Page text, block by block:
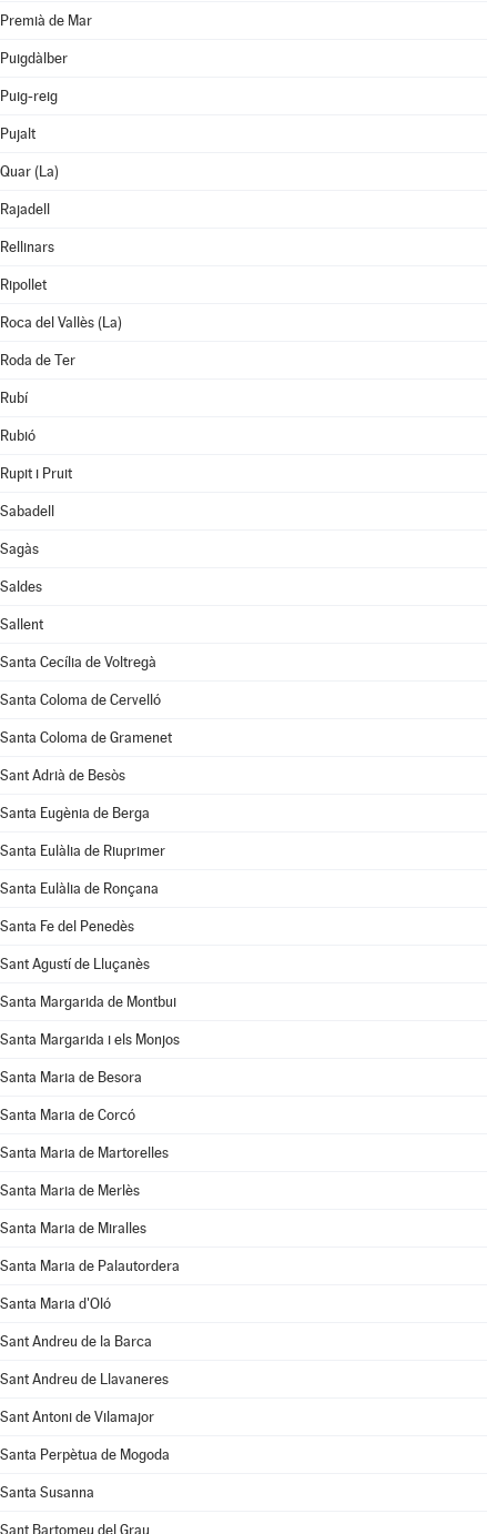
Premià de Mar
Puigdàlber
Puig-reig
Pujalt
Quar (La)
Rajadell
Rellinars
Ripollet
Roca del Vallès (La)
Roda de Ter
Rubí
Rubió
Rupit i Pruit
Sabadell
Sagàs
Saldes
Sallent
Santa Cecília de Voltregà
Santa Coloma de Cervelló
Santa Coloma de Gramenet
Sant Adrià de Besòs
Santa Eugènia de Berga
Santa Eulàlia de Riuprimer
Santa Eulàlia de Ronçana
Santa Fe del Penedès
Sant Agustí de Lluçanès
Santa Margarida de Montbui
Santa Margarida i els Monjos
Santa Maria de Besora
Santa Maria de Corcó
Santa Maria de Martorelles
Santa Maria de Merlès
Santa Maria de Miralles
Santa Maria de Palautordera
Santa Maria d'Oló
Sant Andreu de la Barca
Sant Andreu de Llavaneres
Sant Antoni de Vilamajor
Santa Perpètua de Mogoda
Santa Susanna
Sant Bartomeu del Grau